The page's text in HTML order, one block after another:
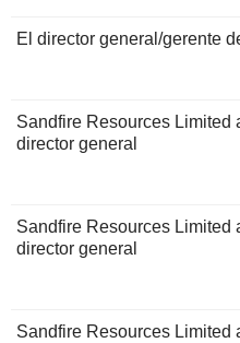
El director general/gerente
Sandfire Resources Limited
director general
Sandfire Resources Limited
director general
Sandfire Resources Limited